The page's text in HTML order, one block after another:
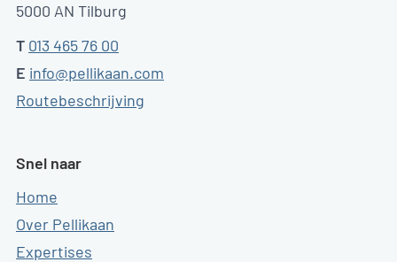
5000 AN Tilburg
T 013 465 76 00
E info@pellikaan.com
Routebeschrijving
Snel naar
Home
Over Pellikaan
Expertises